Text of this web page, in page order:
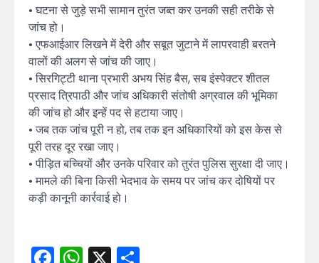
• घटना से जुड़े सभी सामान तुरंत जब्त कर उनकी सही तरीके से
जांच हो।
• एफआईआर लिखने में देरी और सबूत जुटाने में लापरवाही बरतने
वालों की अलग से जांच की जाए।
• सिरगिट्टी थाना प्रभारी अभय सिंह बैस, सब इंस्पेक्टर शीतल
प्रसाद त्रिपाठी और जांच अधिकारी संतोषी अग्रवाल की भूमिका
की जांच हो और इन्हें पद से हटाया जाए।
• जब तक जांच पूरी न हो, तब तक इन अधिकारियों को इस केस से
पूरी तरह दूर रखा जाए।
• पीड़ित बच्चियों और उनके परिवार को तुरंत पुलिस सुरक्षा दी जाए।
• मामले की बिना किसी भेदभाव के समय पर जांच कर दोषियों पर
कड़ी कानूनी कार्रवाई हो।